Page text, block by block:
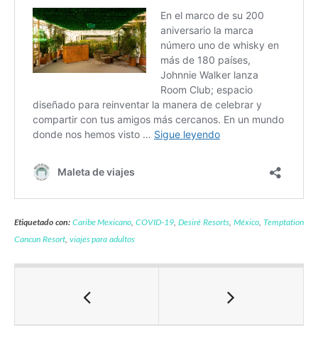
Etiquetado con: Caribe Mexicano,COVID-19,Desiré Resorts, México, Temptation
Cancun Resort, viajes para adultos